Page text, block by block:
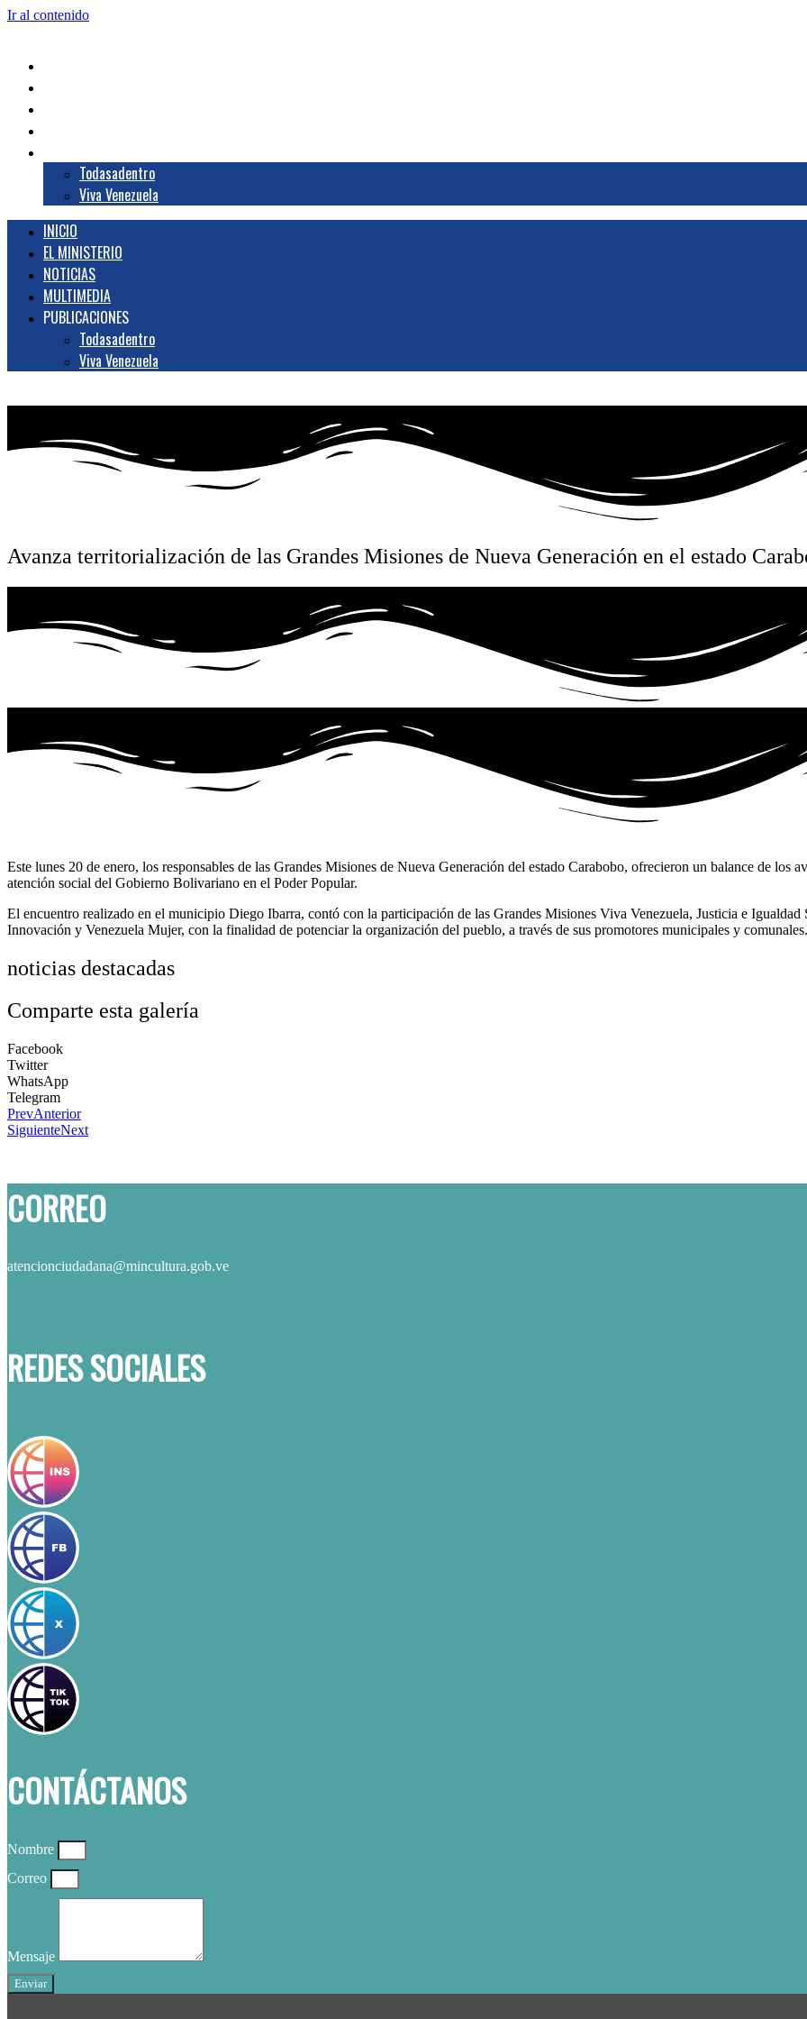
Ir al contenido
Todasadentro
Viva Venezuela
INICIO
EL MINISTERIO
NOTICIAS
MULTIMEDIA
PUBLICACIONES
Todasadentro
Viva Venezuela
Avanza territorialización de las Grandes Misiones de Nueva Generación en el estado
Este lunes 20 de enero, los responsables de las Grandes Misiones de Nueva Generación del estado Carabobo, ofrecieron un balance de los
atención social del Gobierno Bolivariano en el Poder Popular.
El encuentro realizado en el municipio Diego Ibarra, contó con la participación de las Grandes Misiones Viva Venezuela, Justicia e
Innovación y Venezuela Mujer, con la finalidad de potenciar la organización del pueblo, a través de sus promotores municipales y comunales.
noticias destacadas
Comparte esta galería
Facebook
Twitter
WhatsApp
Telegram
PrevAnterior
SiguienteNext
CORREO
atencionciudadana@mincultura.gob.ve
REDES SOCIALES
CONTÁCTANOS
Nombre
Correo
Mensaje
Enviar